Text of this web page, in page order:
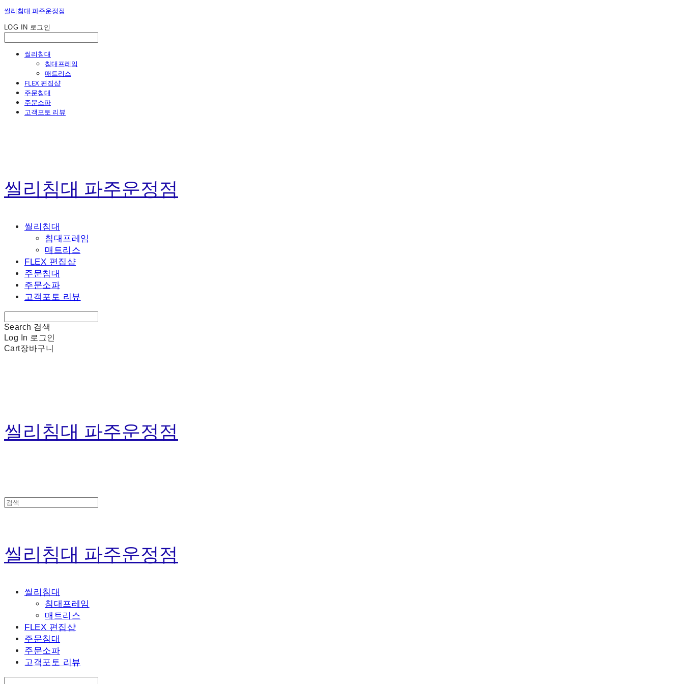
씰리침대 파주운정점
LOG IN 로그인
씰리침대
침대프레임
매트리스
FLEX 편집샵
주문침대
주문소파
고객포토 리뷰
씰리침대 파주운정점
씰리침대
침대프레임
매트리스
FLEX 편집샵
주문침대
주문소파
고객포토 리뷰
Search 검색
Log In 로그인
Cart장바구니
씰리침대 파주운정점
씰리침대 파주운정점
씰리침대
침대프레임
매트리스
FLEX 편집샵
주문침대
주문소파
고객포토 리뷰